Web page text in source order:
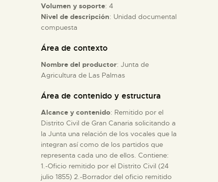
Volumen y soporte: 4
Nivel de descripción: Unidad documental
compuesta
Área de contexto
Nombre del productor: Junta de
Agricultura de Las Palmas
Área de contenido y estructura
Alcance y contenido: Remitido por el
Distrito Civil de Gran Canaria solicitando a
la Junta una relación de los vocales que la
integran así como de los partidos que
representa cada uno de ellos. Contiene:
1.-Oficio remitido por el Distrito Civil (24
julio 1855) 2.-Borrador del oficio remitido